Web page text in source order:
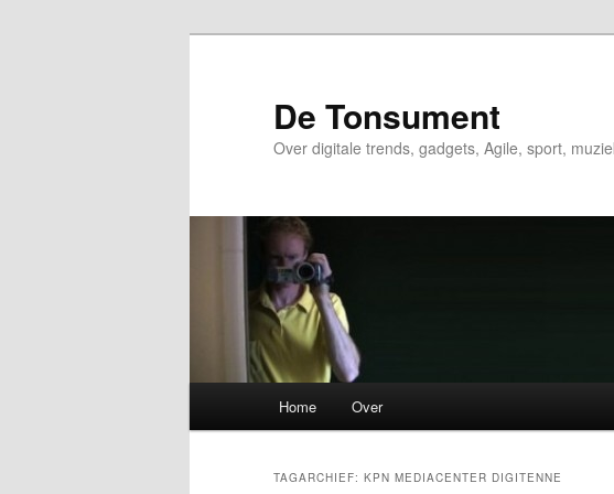
De Tonsument
Over digitale trends, gadgets, Agile, sport,
Home Over
TAGARCHIEF: KPN MEDIACENTER DIGITENNE